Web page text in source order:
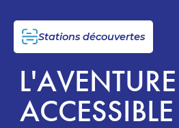
Stations découvertes